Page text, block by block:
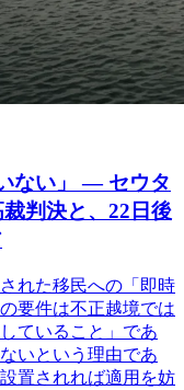
ない」 ― セウタ
判決と、22日後
れた移民への「即時
要件は不正越境では
ていること」であ
いという理由であ
置されれば適用を妨